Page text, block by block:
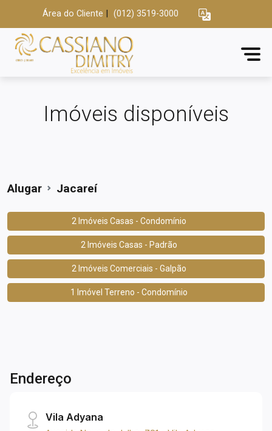
Área do Cliente (012) 3519-3000
Imóveis disponíveis
Alugar Jacareí
2 Imóveis Casas - Condomínio
2 Imóveis Casas - Padrão
2 Imóveis Comerciais - Galpão
1 Imóvel Terreno - Condomínio
Endereço
Vila Adyana